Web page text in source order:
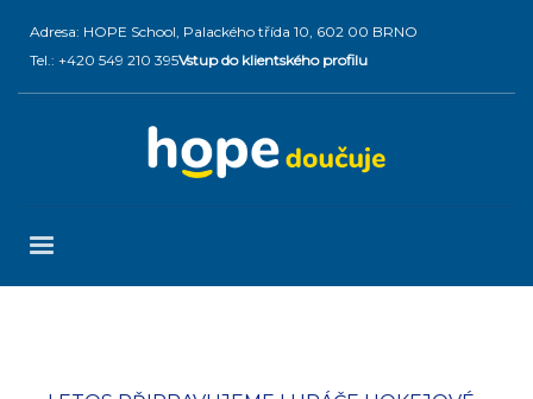
Adresa: HOPE School, Palackého třída 10, 602 00 BRNO
Tel.: +420 549 210 395Vstup do klientského profilu